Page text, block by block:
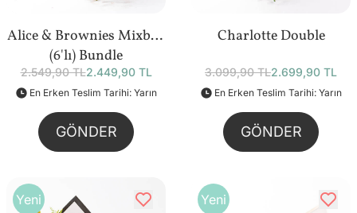
Alice & Brownies Mixbox
(6'lı) Bundle
2.549,90 TL2.449,90 TL
En Erken Teslim Tarihi: Yarın
GÖNDER
Charlotte Double
3.099,90 TL2.699,90 TL
En Erken Teslim Tarihi: Yarın
GÖNDER
Yeni Yeni